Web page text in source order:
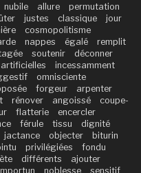
nubile allure
permutation
justes classique
jour
cosmopolitisme
nappes égalé
remplit
soutenir
déconner
artificielles
incessamment
omnisciente
forgeur
arpenter
rénover angoissé
coupe-
flatterie
encercler
férule tissu
dignité
jactance objecter
biturin
privilégiées
fondu
différents
ajouter
noblesse
sensitif